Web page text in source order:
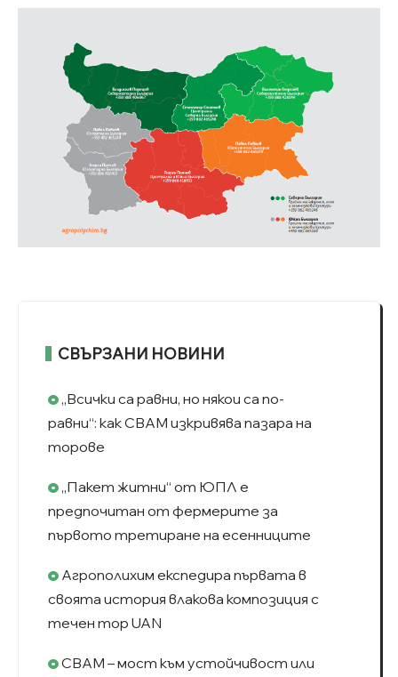
СВЪРЗАНИ НОВИНИ
„Всички са равни, но някои са по-
равни“: как CBAM изкривява пазара на
торове
„Пакет житни“ от ЮПЛ е
предпочитан от фермерите за
първото третиране на есенниците
Агрополихим експедира първата в
своята история влакова композиция с
течен тор UAN
CBAM – мост към устойчивост или